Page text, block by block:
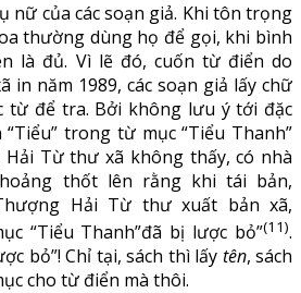
nữ của các soạn giả. Khi tôn trọng
thường dùng họ để gọi, khi bình
là đủ. Vì lẽ đó, cuốn từ điển do
in năm 1989, các soạn giả lấy chữ
từ để tra. Bởi không lưu ý tới đặc
trong từ mục “Tiểu Thanh”
Từ thư xã không thấy, có nhà
thốt lên rằng khi tái bản,
Hải Từ thư xuất bản xã,
“Tiểu Thanh”đã bị lược bỏ”(11).
bỏ”! Chỉ tại, sách thì lấy tên, sách
cho từ điển mà thôi.